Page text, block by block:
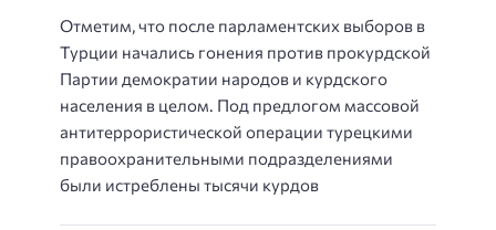
Отметим, что после парламентских выборов в
Турции начались гонения против прокурдской
Партии демократии народов и курдского
населения в целом. Под предлогом массовой
антитеррористической операции турецкими
правоохранительными подразделениями
были истреблены тысячи курдов